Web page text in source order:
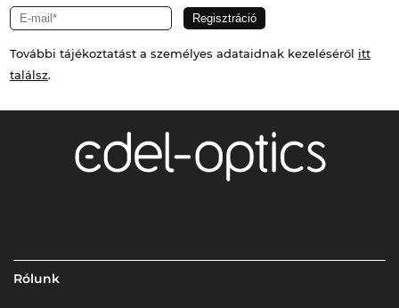
További tájékoztatást a személyes adataidnak kezeléséről itt
találsz.
Rólunk